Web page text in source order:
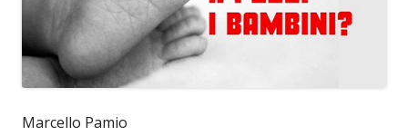
Marcello Pamio